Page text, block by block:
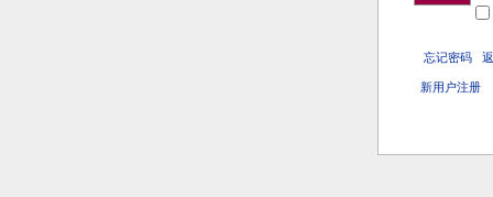
忘记密码
新用户注册